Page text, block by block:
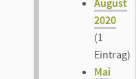
August
2020
(1
Eintrag)
Mai